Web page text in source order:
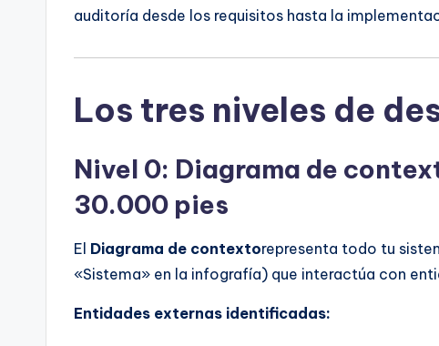
auditoría desde los requisitos hasta la
Los tres niveles de
Nivel 0: Diagrama de
30.000 pies
El Diagrama de contextorepresenta todo tu
«Sistema» en la infografía) que interactúa con
Entidades externas identificadas: